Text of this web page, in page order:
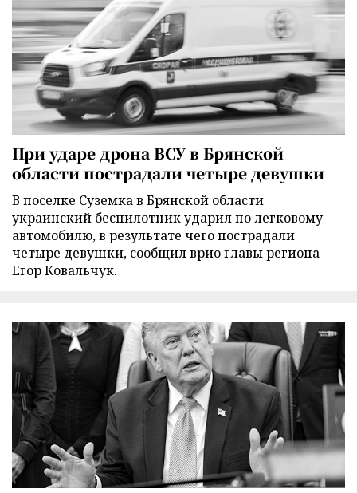
При ударе дрона ВСУ в Брянской
области пострадали четыре девушки
В поселке Суземка в Брянской области
украинский беспилотник ударил по легковому
автомобилю, в результате чего пострадали
четыре девушки, сообщил врио главы региона
Егор Ковальчук.